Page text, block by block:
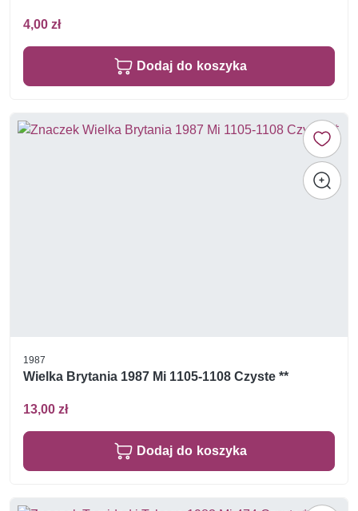
4,00 zł
Dodaj do koszyka
1987
Wielka Brytania 1987 Mi 1105-1108 Czyste **
13,00 zł
Dodaj do koszyka